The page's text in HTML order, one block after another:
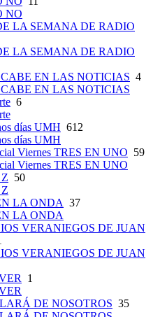
NO
LA SEMANA DE RADIO
LA SEMANA DE RADIO
EN LAS NOTICIAS 4
EN LAS NOTICIAS
6
días UMH 612
días UMH
Viernes TRES EN UNO 59
Viernes TRES EN UNO
50
LA ONDA 37
LA ONDA
VERANIEGOS DE JUAN
VERANIEGOS DE JUAN
1
DE NOSOTROS 35